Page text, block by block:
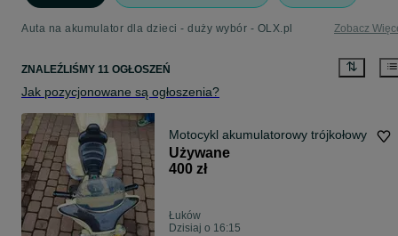
Auta na akumulator dla dzieci - duży wybór - OLX.pl Zobacz
ZNALEŹLIŚMY 11 OGŁOSZEŃ
Jak pozycjonowane są ogłoszenia?
Motocykl akumulatorowy trójkołowy
Używane
400 zł
Łuków
Dzisiaj o 16:15